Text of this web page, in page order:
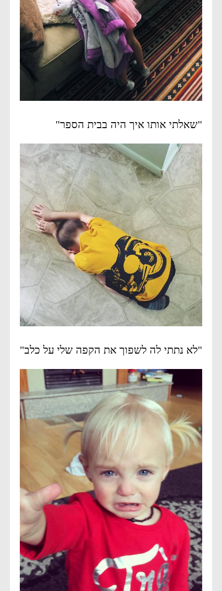
"שאלתי אותו איך היה בבית הספר"
"לא נתתי לה לשפוך את הקפה שלי על כלב"